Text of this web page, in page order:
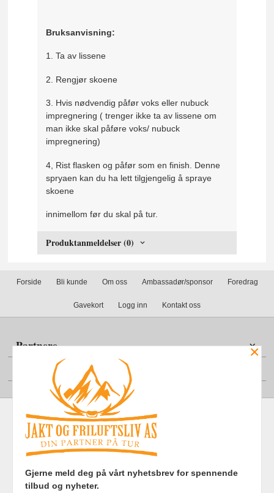
Bruksanvisning:
1. Ta av lissene
2. Rengjør skoene
3. Hvis nødvendig påfør voks eller nubuck
impregnering ( trenger ikke ta av lissene om
man ikke skal påføre voks/ nubuck
impregnering)
4, Rist flasken og påfør som en finish. Denne
spryaen kan du ha lett tilgjengelig å spraye
skoene
innimellom før du skal på tur.
Produktanmeldelser (0)
Forside Bli kunde Om oss Ambassadør/sponsor Foredrag
Gavekort Logg inn Kontakt oss
Partnere
Din konto
Frakt Kjøpsbetingelser Sikkerhet og personvern
Nyhetsbrev
×
Gjerne meld deg på vårt nyhetsbrev for spennende
tilbud og nyheter.